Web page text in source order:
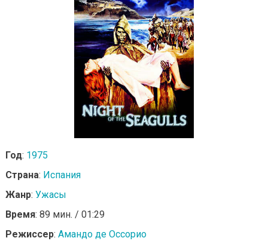
Год: 1975
Страна: Испания
Жанр: Ужасы
Время: 89 мин. / 01:29
Режиссер: Амандо де Оссорио